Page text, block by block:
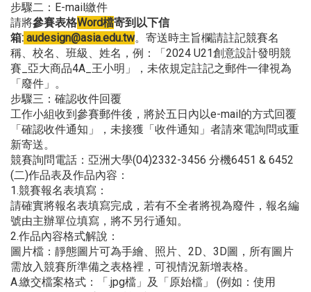
步驟二：E-mail繳件
請將參賽表格Word檔寄到以下信
箱: audesign@asia.edu.tw。寄送時主旨欄請註記競賽名
稱、校名、班級、姓名，例：「2024 U21創意設計發明競
賽_亞大商品4A_王小明」，未依規定註記之郵件一律視為
「廢件」。
步驟三：確認收件回覆
工作小組收到參賽郵件後，將於五日內以e-mail的方式回覆
「確認收件通知」，未接獲「收件通知」者請來電詢問或重
新寄送。
競賽詢問電話：亞洲大學(04)2332-3456 分機6451 & 6452
(二)作品表及作品內容：
1.競賽報名表填寫：
請確實將報名表填寫完成，若有不全者將視為廢件，報名編
號由主辦單位填寫，將不另行通知。
2.作品內容格式解說：
圖片檔：靜態圖片可為手繪、照片、2D、3D圖，所有圖片
需放入競賽所準備之表格裡，可視情況新增表格。
A.繳交檔案格式：「.jpg檔」及「原始檔」 (例如：使用